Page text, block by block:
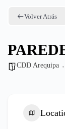
Volver Atrás
CDD Arequipa